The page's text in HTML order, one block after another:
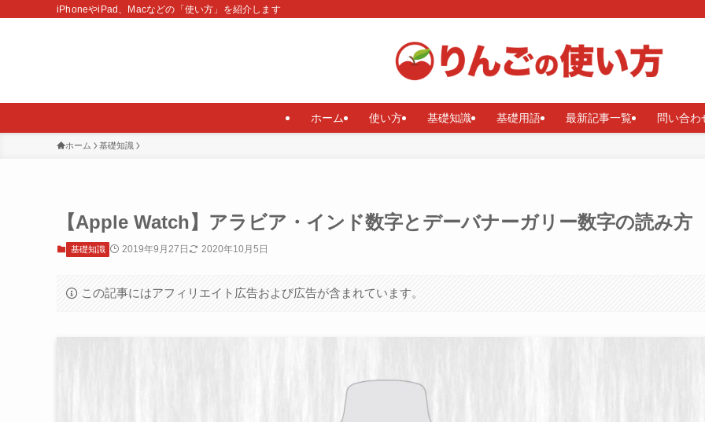
iPhoneやiPad、Macなどの「使い方」を紹介します
ホーム 使い方 基礎知識 基礎用語 最新記事一覧 問い合わ
ホーム 基礎知識
【Apple Watch】アラビア・インド数字とデーバナーガリー数字の読み方
基礎知識 2019年9月27日 2020年10月5日
この記事にはアフィリエイト広告および広告が含まれています。